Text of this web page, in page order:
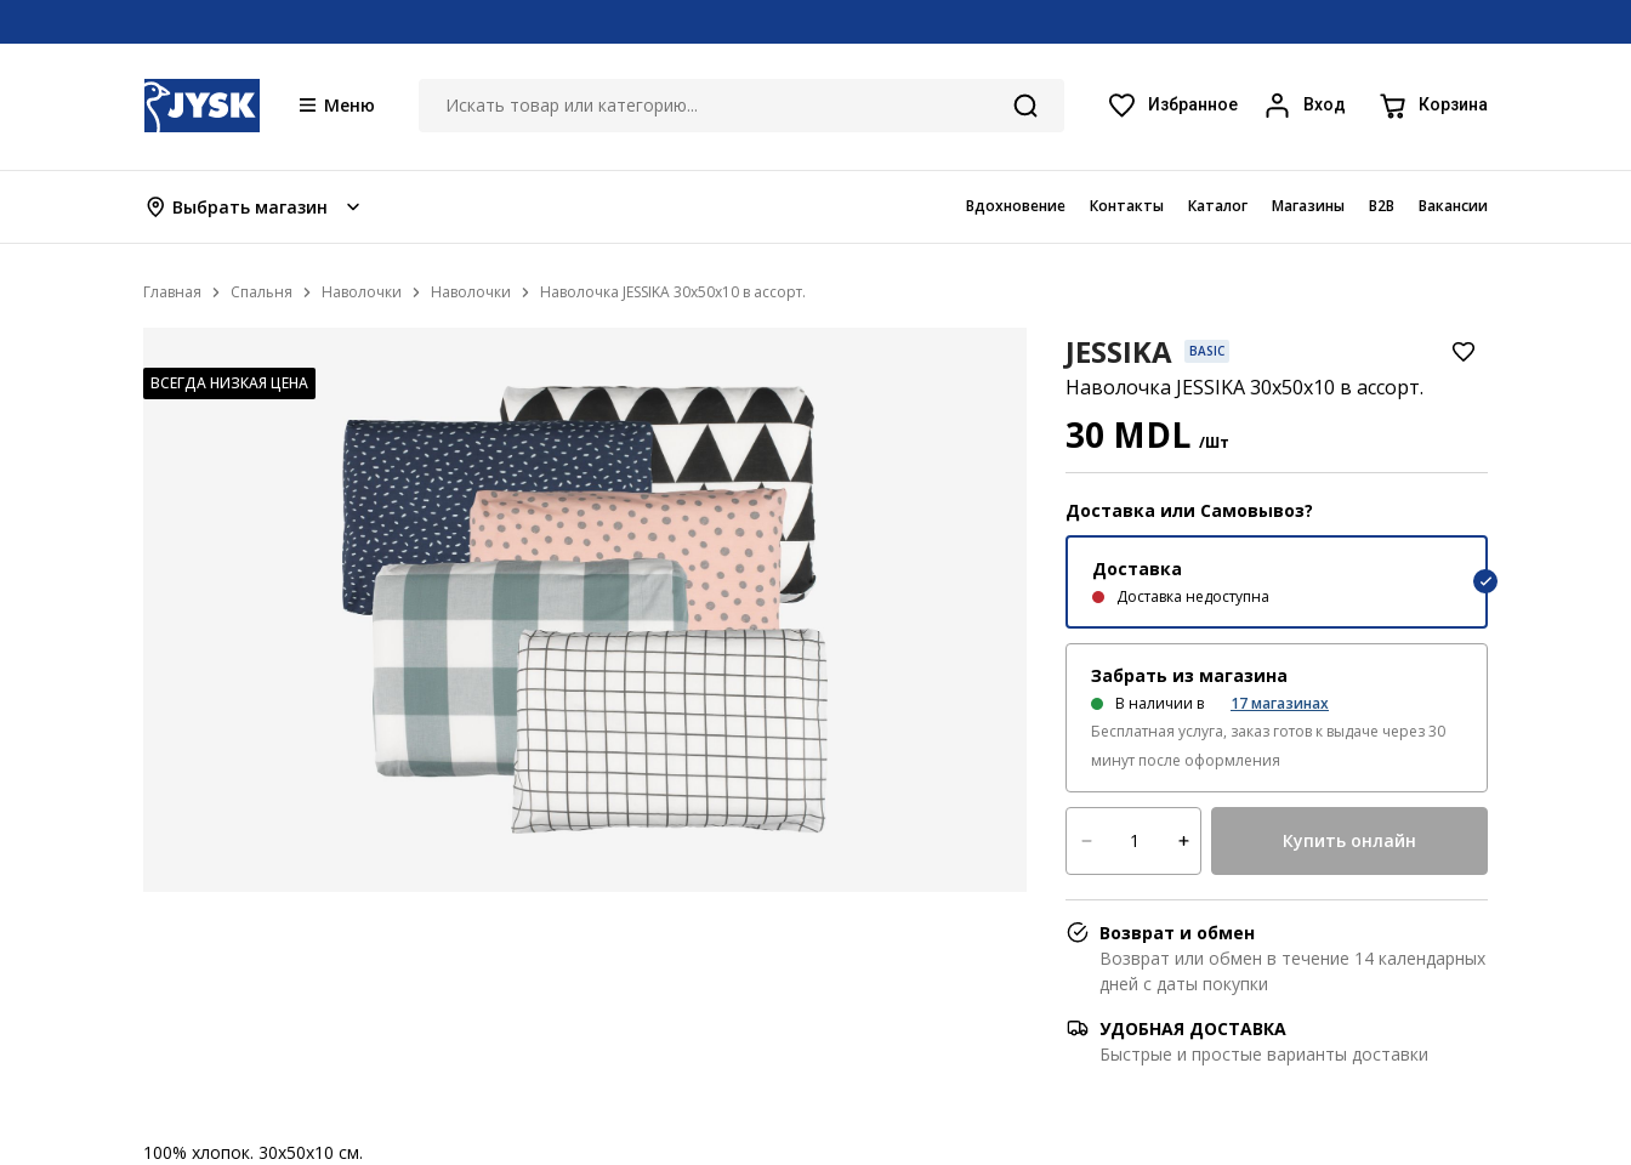
Меню Избранное Вход Корзина
Выбрать магазин Вдохновение Контакты Каталог Магазины B2B Вакансии
Главная Спальня Наволочки Наволочки Наволочка JESSIKA 30x50x10 в ассорт.
ВСЕГДА НИЗКАЯ ЦЕНА
JESSIKA BASIC
Наволочка JESSIKA 30x50x10 в ассорт.
30 MDL /Шт
Доставка или Самовывоз?
Доставка
Доставка недоступна
Забрать из магазина
В наличии в 17магазинах
Бесплатная услуга, заказ готов к выдаче через 30
минут после оформления
Купить онлайн
Возврат и обмен
Возврат или обмен в течение 14 календарных
дней с даты покупки
УДОБНАЯ ДОСТАВКА
Быстрые и простые варианты доставки
100% хлопок. 30х50х10 см.